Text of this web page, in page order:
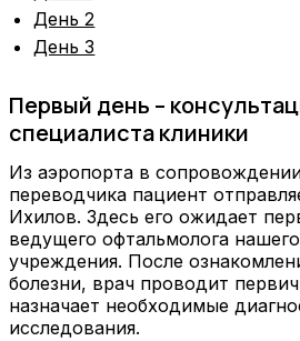
День 2
День 3
Первый день –
специалиста клиники
Из аэропорта в
переводчика пациент
Ихилов. Здесь его ожидает
ведущего офтальмолога
учреждения. После
болезни, врач проводит
назначает необходимые
исследования.